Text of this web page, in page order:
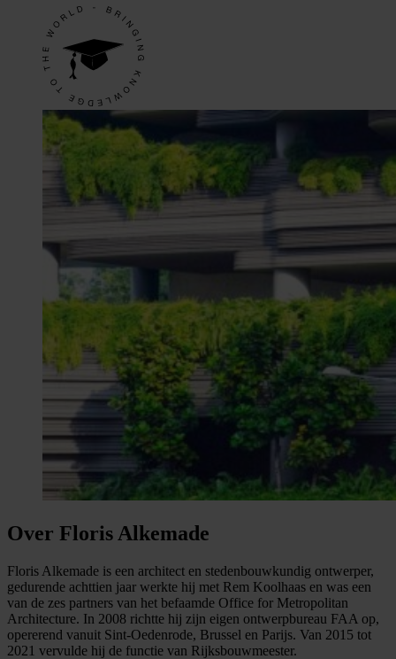
Over Floris Alkemade
Floris Alkemade is een architect en stedenbouwkundig ontwerper,
gedurende achttien jaar werkte hij met Rem Koolhaas en was een
van de zes partners van het befaamde Office for Metropolitan
Architecture. In 2008 richtte hij zijn eigen ontwerpbureau FAA op,
opererend vanuit Sint-Oedenrode, Brussel en Parijs. Van 2015 tot
2021 vervulde hij de functie van Rijksbouwmeester.